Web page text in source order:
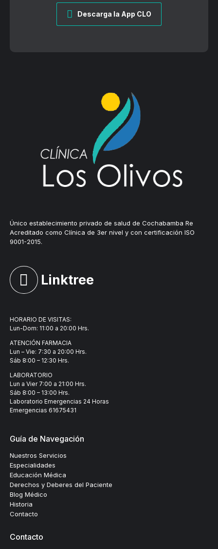
Descarga la App CLO
Único establecimiento privado de salud de Cochabamba Re
Acreditado como Clínica de 3er nivel y con certificación ISO
9001-2015.
Linktree
HORARIO DE VISITAS:
Lun-Dom: 11:00 a 20:00 Hrs.
ATENCIÓN FARMACIA
Lun – Vie: 7:30 a 20:00 Hrs.
Sáb 8:00 – 12:30 Hrs.
LABORATORIO
Lun a Vier 7:00 a 21:00 Hrs.
Sáb 8:00 – 13:00 Hrs.
Laboratorio Emergencias 24 Horas
Emergencias 61675431
Guía de Navegación
Nuestros Servicios
Especialidades
Educación Médica
Derechos y Deberes del Paciente
Blog Médico
Historia
Contacto
Contacto